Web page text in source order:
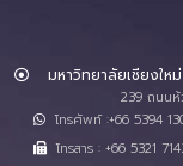
มหาวิทยาลัยเชียงใหม่
239 ถนนห้
โทรศัพท์ :+66 5394
โทรสาร : +66 5321